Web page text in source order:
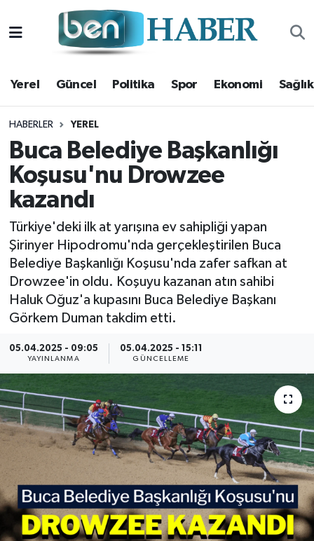
Yerel Güncel Politika Spor Ekonomi Sağlık
HABERLER YEREL
Buca Belediye Başkanlığı
Koşusu'nu Drowzee
kazandı
Türkiye'deki ilk at yarışına ev sahipliği yapan
Şirinyer Hipodromu'nda gerçekleştirilen Buca
Belediye Başkanlığı Koşusu'nda zafer safkan at
Drowzee'in oldu. Koşuyu kazanan atın sahibi
Haluk Oğuz'a kupasını Buca Belediye Başkanı
Görkem Duman takdim etti.
05.04.2025 - 09:05
YAYINLANMA
05.04.2025 - 15:11
GÜNCELLEME
Yerel
Güncel
Politika
Spor
Ekonomi
Sağlık
Magazin
Kültür Sanat
Röportajlar
Hava Durumu
Trafik Durumu
Süper Lig Puan Durumu ve Fikstür
Tüm Manşetler
Son Dakika Haberleri
Haber Arşivi